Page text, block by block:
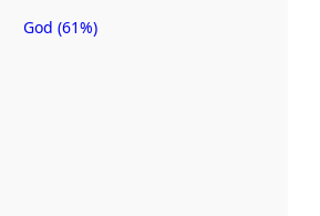
Metadatakvalitet
God (61%)